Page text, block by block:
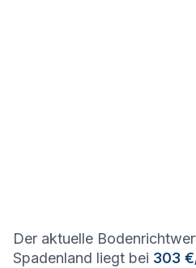
Der aktuelle
Spadenland liegt bei 303